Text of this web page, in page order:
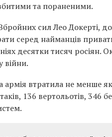
та пораненими.
сил Лео Докерті,
серед найманців
десятки тисяч росіян.
війни.
втратила не менше
136 вертольотів, 346